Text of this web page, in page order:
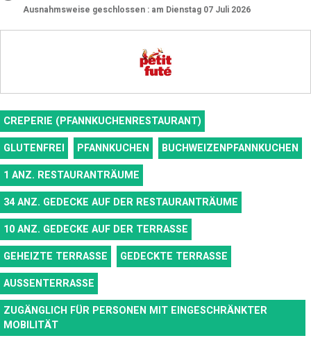
Ausnahmsweise geschlossen : am Dienstag 07 Juli 2026
CREPERIE (PFANNKUCHENRESTAURANT)
GLUTENFREI
PFANNKUCHEN
BUCHWEIZENPFANNKUCHEN
1 ANZ. RESTAURANTRÄUME
34ANZ. GEDECKE AUF DER RESTAURANTRÄUME
10ANZ. GEDECKE AUF DER TERRASSE
GEHEIZTE TERRASSE
GEDECKTE TERRASSE
AUSSENTERRASSE
ZUGÄNGLICH FÜR PERSONEN MIT EINGESCHRÄNKTER
MOBILITÄT